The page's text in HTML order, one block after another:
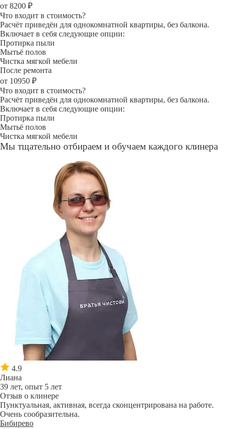
от 8200 ₽
Что входит в стоимость?
Расчёт приведён для однокомнатной квартиры, без балкона.
Включает в себя следующие опции:
Протирка пыли
Мытьё полов
Чистка мягкой мебели
После ремонта
от 10950 ₽
Что входит в стоимость?
Расчёт приведён для однокомнатной квартиры, без балкона.
Включает в себя следующие опции:
Протирка пыли
Мытьё полов
Чистка мягкой мебели
Мы тщательно отбираем и обучаем каждого клинера
4.9
Лиана
39 лет, опыт 5 лет
Отзыв о клинере
Пунктуальная, активная, всегда сконцентрирована на работе.
Очень сообразительна.
Бибирево